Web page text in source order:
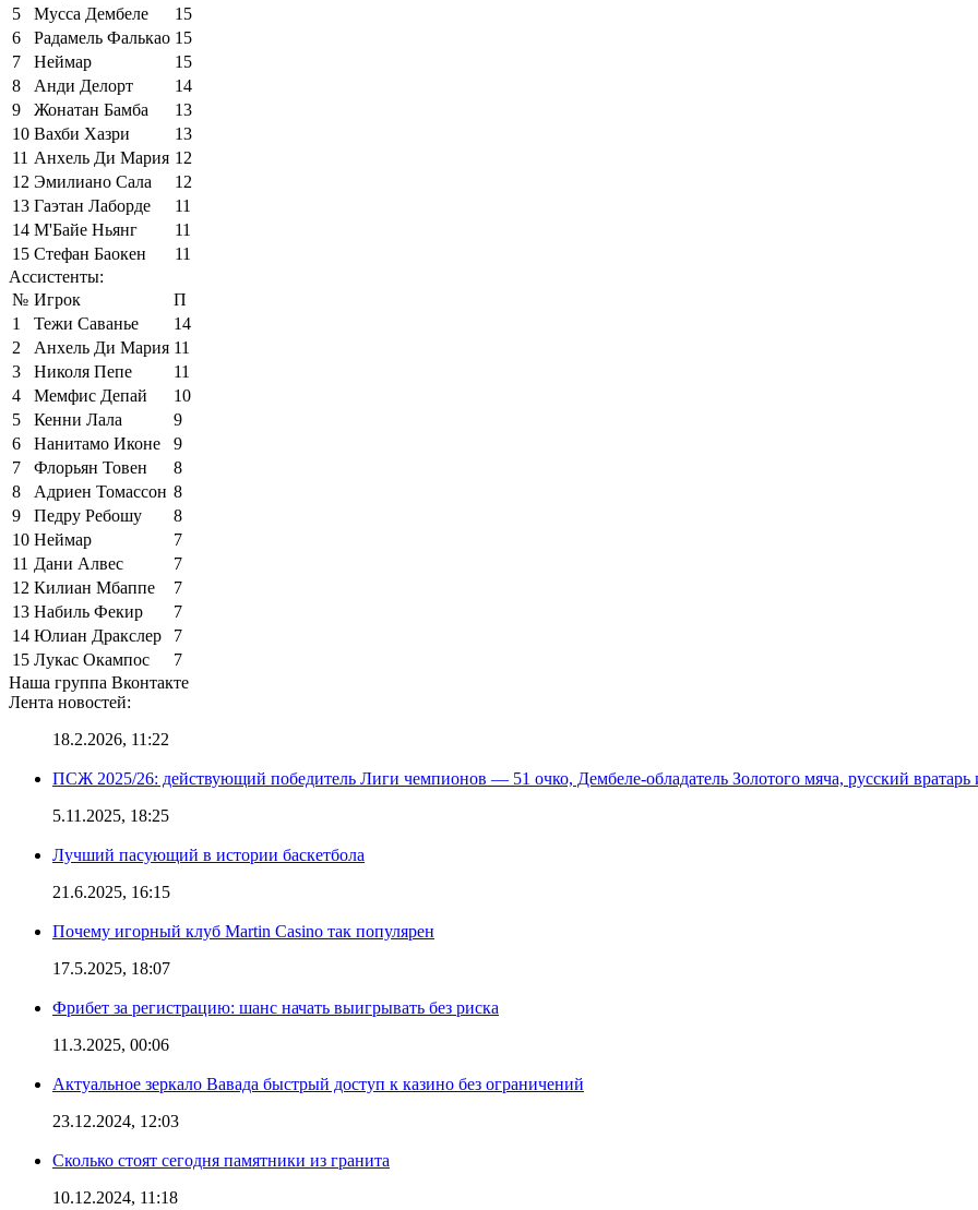
5
Мусса Дембеле
15
6
Радамель Фалькао 15
7
Неймар
15
8
Анди Делорт
14
9
Жонатан Бамба
13
10 Вахби Хазри
13
11 Анхель Ди Мария 12
12 Эмилиано Сала
12
13 Гаэтан Лаборде
11
14 М'Байе Ньянг
11
15 Стефан Баокен
11
Ассистенты:
№ Игрок
П
1
Тежи Саванье
14
2
Анхель Ди Мария 11
3
Николя Пепе
11
4
Мемфис Депай
10
5
Кенни Лала
9
6
Нанитамо Иконе
9
7
Флорьян Товен
8
8
Адриен Томассон 8
9
Педру Ребошу
8
10 Неймар
7
11 Дани Алвес
7
12 Килиан Мбаппе
7
13 Набиль Фекир
7
14 Юлиан Дракслер
7
15 Лукас Окампос
7
Наша группа Вконтакте
Лента новостей:
18.2.2026, 11:22
ПСЖ 2025/26: действующий победитель Лиги чемпионов — 51 очко, Дембеле-обладатель Золотого мяча, русский вратарь
5.11.2025, 18:25
Лучший пасующий в истории баскетбола
21.6.2025, 16:15
Почему игорный клуб Martin Casino так популярен
17.5.2025, 18:07
Фрибет за регистрацию: шанс начать выигрывать без риска
11.3.2025, 00:06
Актуальное зеркало Вавада быстрый доступ к казино без ограничений
23.12.2024, 12:03
Сколько стоят сегодня памятники из гранита
10.12.2024, 11:18